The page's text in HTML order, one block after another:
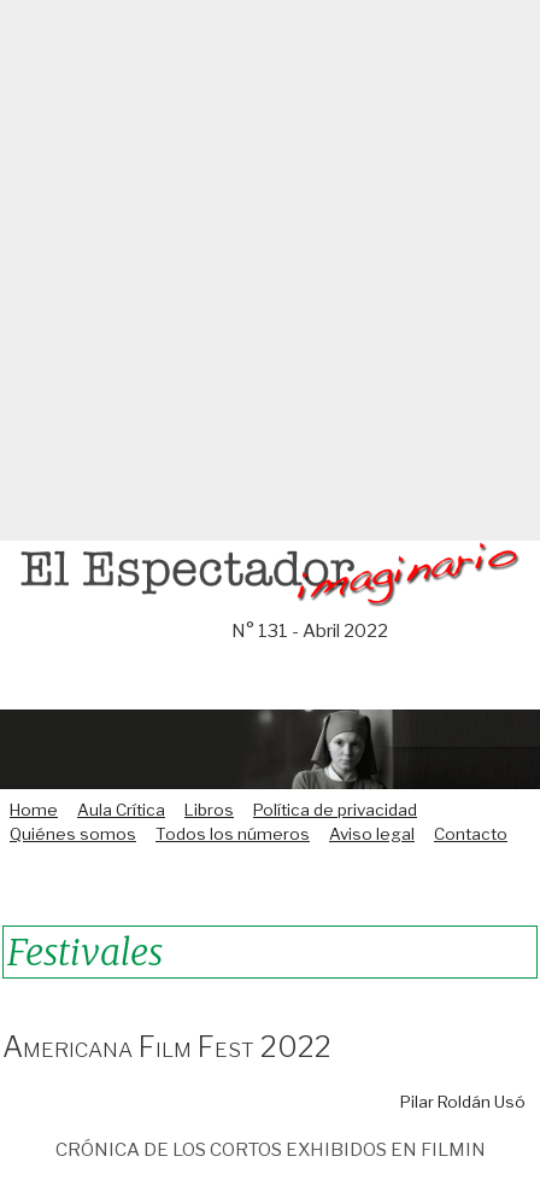
Saltar
N° 131 - Abril 2022
Home Aula Crítica Libros
Política de privacidad
Quiénes somos
Todos los números Aviso legal Contacto
Festivales
Americana Film Fest 2022
Pilar Roldán Usó
CRÓNICA DE LOS CORTOS EXHIBIDOS EN FILMIN